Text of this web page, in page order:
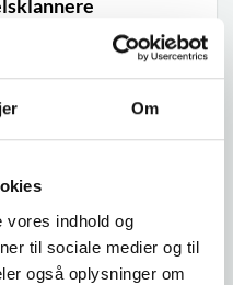
Om
vores indhold og
til sociale medier og til
også oplysninger om
sig kun én enkelt gang
vil bekæmpe
følgende:
mange forskellige slags
– De markedsføres
de fleste mølfælder
vise versa.